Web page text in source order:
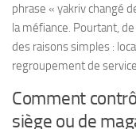
phrase « yakriv changé
la méfiance. Pourtant,
des raisons simples :
regroupement de
Comment
siège ou de